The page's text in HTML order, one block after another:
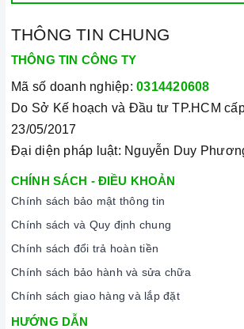
THÔNG TIN CHUNG
THÔNG TIN CÔNG TY
Mã số doanh nghiệp: 0314420608
Do Sở Kế hoạch và Đầu tư TP.HCM
23/05/2017
Đại diện pháp luật: Nguyễn Duy
CHÍNH SÁCH - ĐIỀU KHOẢN
Chính sách bảo mật thông tin
Chính sách và Quy định chung
Chính sách đổi trả hoàn tiền
Chính sách bảo hành và sửa chữa
Chính sách giao hàng và lắp đặt
HƯỚNG DẪN